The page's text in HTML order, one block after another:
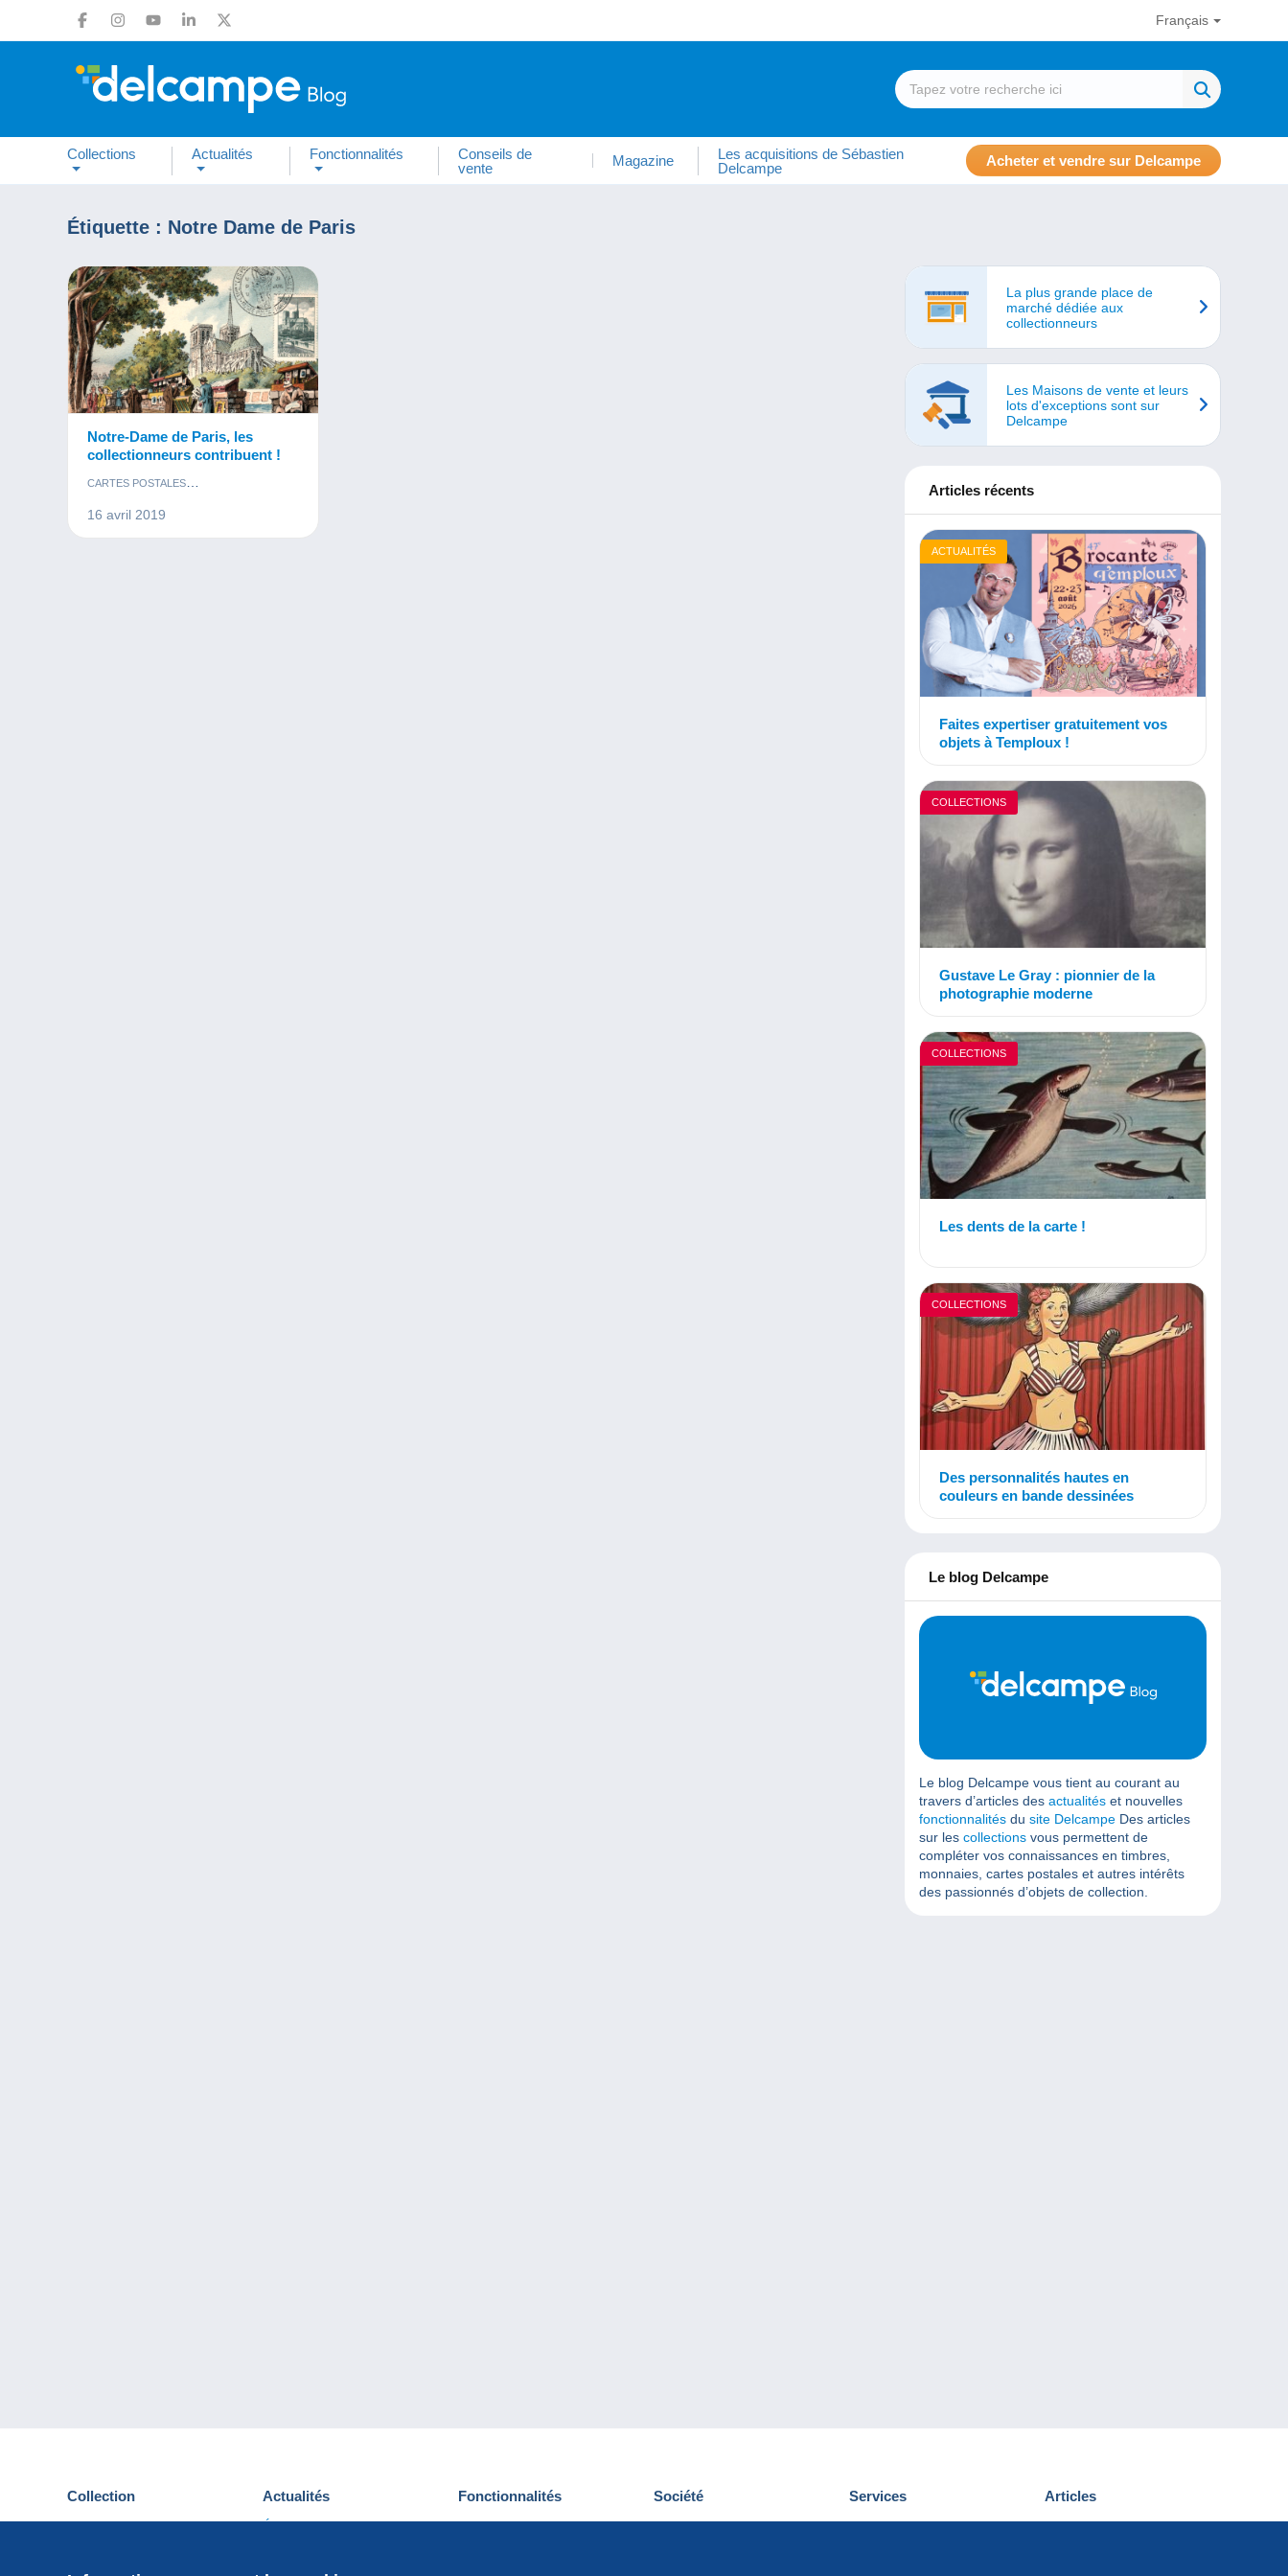
Français
Collections Actualités Fonctionnalités
Conseils de
vente
Magazine
Les acquisitions de Sébastien
Delcampe
Acheter et vendre sur Delcampe
Étiquette : Notre Dame de Paris
Notre-Dame de Paris, les
collectionneurs contribuent !
CARTES POSTALES
16 avril 2019
La plus grande place de
marché dédiée aux
collectionneurs
Les Maisons de vente et leurs
lots d'exceptions sont sur
Delcampe
Articles récents
ACTUALITÉS
Faites expertiser gratuitement vos
objets à Temploux !
COLLECTIONS
Gustave Le Gray : pionnier de la
photographie moderne
COLLECTIONS
Les dents de la carte !
COLLECTIONS
Des personnalités hautes en
couleurs en bande dessinées
Le blog Delcampe
Le blog Delcampe vous tient au courant au
travers d’articles des actualités et nouvelles
fonctionnalités du site Delcampe Des articles
sur les collections vous permettent de
compléter vos connaissances en timbres,
monnaies, cartes postales et autres intérêts
des passionnés d’objets de collection.
Collection
Cartes postales
Actualités
Événements Delcampe
Fonctionnalités
Nouveautés
Société
Qui sommes-nous
Services
Découvrir Delcampe
Articles